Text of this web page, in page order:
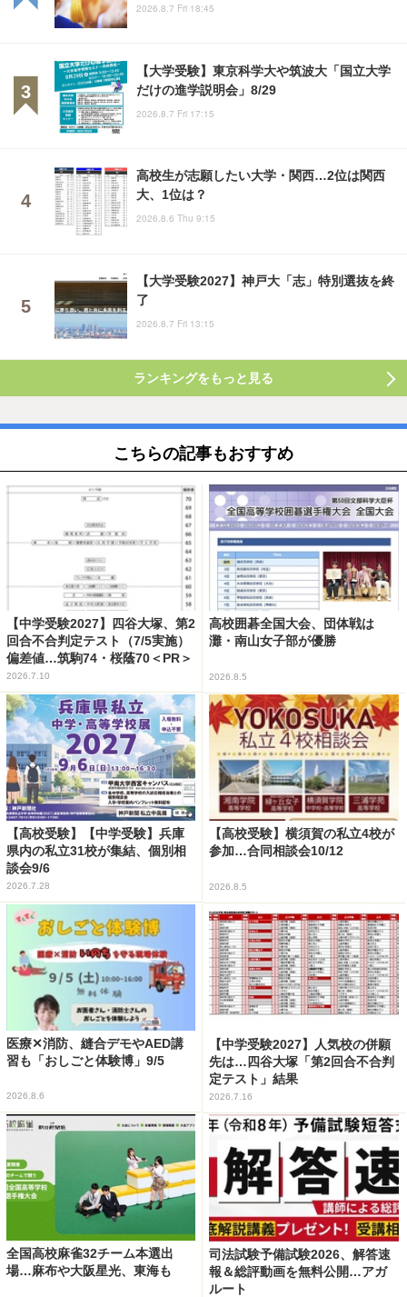
2026.8.7 Fri 18:45
【大学受験】東京科学大や筑波大「国立大学
だけの進学説明会」8/29
2026.8.7 Fri 17:15
高校生が志願したい大学・関西…2位は関西
大、1位は？
2026.8.6 Thu 9:15
【大学受験2027】神戸大「志」特別選抜を終
了
2026.8.7 Fri 13:15
ランキングをもっと見る
こちらの記事もおすすめ
【中学受験2027】四谷大塚、第2
回合不合判定テスト（7/5実施）
偏差値…筑駒74・桜蔭70＜PR＞
2026.7.10
高校囲碁全国大会、団体戦は
灘・南山女子部が優勝
2026.8.5
【高校受験】【中学受験】兵庫
県内の私立31校が集結、個別相
談会9/6
2026.7.28
【高校受験】横須賀の私立4校が
参加…合同相談会10/12
2026.8.5
医療✕消防、縫合デモやAED講
習も「おしごと体験博」9/5
2026.8.6
【中学受験2027】人気校の併願
先は…四谷大塚「第2回合不合判
定テスト」結果
2026.7.16
全国高校麻雀32チーム本選出
場…麻布や大阪星光、東海も
司法試験予備試験2026、解答速
報＆総評動画を無料公開…アガ
ルート